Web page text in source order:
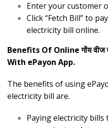
Enter your customer
Click “Fetch Bill” to
electricity bill online.
Benefits Of Online गोंय वीज
With ePayon App.
The benefits of using
electricity bill are.
Paying electricity bills